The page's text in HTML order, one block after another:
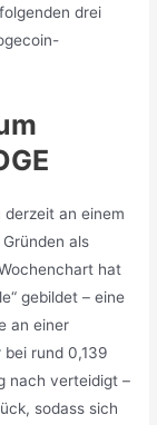
drei
derzeit an einem
als
hat
gebildet – eine
an einer
rund 0,139
nach verteidigt –
sodass sich